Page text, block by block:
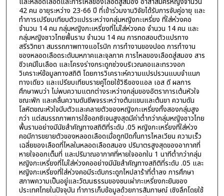
42 คน อายุระหว่าง 23-66 ปี ที่เข้าร่วมงานวิจัยได้รับการจับคู่อายุ และ
ทำการเปรียบเทียบตัวแปรระหว่างกลุ่มหญิงกะเหรี่ยง ที่ใส่ห่วงคอ
จำนวน 14 คน กลุ่มหญิงกะเหรี่ยงที่ไม่ใส่ห่วงคอ จำนวน 14 คน และ
กลุ่มหญิงชาวไทยพื้นราบ จำนวน 14 คน การทดสอบตัวแปรทาง
สรีรวิทยา สมรรถภาพทางแอโรบิก การทำงานของปอด การทำงาน
ของหลอดเลือดระดับมหภาคและจุลภาค การไหลของเลือดสู่สมอง สาร
ชีวเคมีในเลือด และโครงร่างกระดูกช่วงบริเวณคอและทรวงอก
วิเคราะห์ข้อมูลทางสถิติ โดยการวิเคราะห์ความแปรปรวนแบบจำแนก
ทางเดียว และเปรียบเทียบรายคู่โดยใช้วิธีของแอล เอส ดี ผลการ
ศึกษาพบว่า ไม่พบความแตกต่างระหว่างกลุ่มของอัตราการเต้นหัวใจ
ขณะพัก และคลื่นความดันชีพจรระหว่างต้นแขนและต้นขา ความดัน
โลหิตขณะหัวใจบีบตัวและคลายตัวของหญิงกะเหรี่ยงทั้งสองกลุ่มสูง
กว่า แต่สมรรถภาพการใช้ออกซิเจนสูงสุดมีค่าต่ำกว่ากลุ่มหญิงชาวไทย
พื้นราบอย่างมีนัยสำคัญทางสถิติที่ระดับ .05 หญิงกะเหรี่ยงที่ใส่ห่วง
คอมีการขยายตัวของหลอดเลือดเมื่อถูกปิดกั้นการไหลเวียน ความเร็ว
เฉลี่ยของเลือดที่ไหลในหลอดเลือดสมอง ปริมาตรสูงสุดของอากาศที่
หายใจออกเต็มที่ และปริมาณอากาศที่หายใจออกใน 1 นาทีต่ำกว่ากลุ่ม
หญิงกะเหรี่ยงที่ไม่ใส่ห่วงคออย่างมีนัยสำคัญทางสถิติที่ระดับ .05 และ
หญิงกะเหรี่ยงที่ใส่ห่วงคอมีระดับกระดูกไหปลาร้าที่ต่ำลง การศึกษา
สภาพความเป็นอยู่และวัฒนธรรมของชนเผ่ากะเหรี่ยงกะยันของ
ประเทศไทยในปัจจุบัน ทำการเก็บข้อมูลด้วยการสัมภาษณ์ เชิงลึกโดยใช้